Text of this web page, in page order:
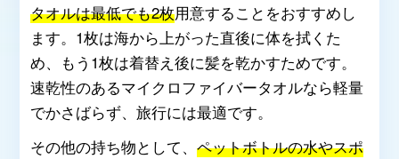
タオルは最低でも2枚用意することをおすすめし
ます。1枚は海から上がった直後に体を拭くた
め、もう1枚は着替え後に髪を乾かすためです。
速乾性のあるマイクロファイバータオルなら軽量
でかさばらず、旅行には最適です。
その他の持ち物として、ペットボトルの水やスポ